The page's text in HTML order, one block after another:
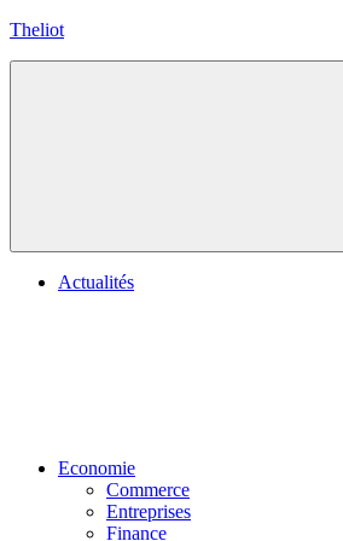
Aller
Theliot
Actualités
Economie
Commerce
Entreprises
Finance